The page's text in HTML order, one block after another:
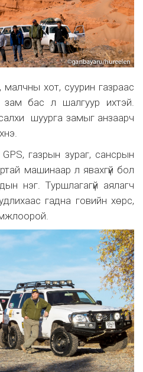
малчны хот, суурин газраас
бас л шалгуур ихтэй.
шуурга замыг анзаарч
газрын зураг, сансрын
машинаар л явахгүй бол
нэг. Туршлагагүй аялагч
гадна говийн хөрс,